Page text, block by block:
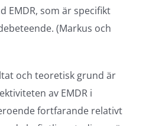
EMDR, som är specifikt
(Markus och
och teoretisk grund är
av EMDR i
fortfarande relativt